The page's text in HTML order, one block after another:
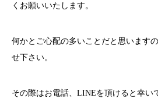
くお願いいたします。
何かとご心配の多いことだと思います
せ下さい。
その際はお電話、 LINEを頂けると幸い